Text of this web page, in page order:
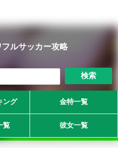
ルサッカー攻略
検索
ング 金特一覧
覧 彼女一覧